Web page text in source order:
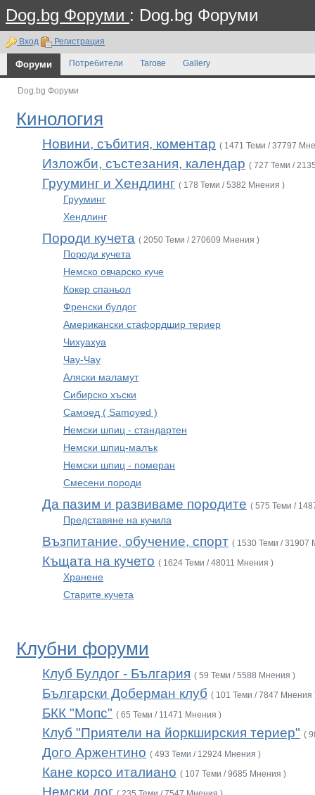
Dog.bg Форуми : Dog.bg Форуми
Вход Регистрация
Форуми Потребители Тагове Gallery
Dog.bg Форуми
Кинология
Новини, събития, коментар ( 1471 Теми / 37797
Изложби, състезания, календар ( 727 Теми /
Грууминг и Хендлинг ( 178 Теми / 5382 Мнения )
Грууминг
Хендлинг
Породи кучета ( 2050 Теми / 270609 Мнения )
Породи кучета
Немско овчарско куче
Кокер спаньол
Френски булдог
Американски стафордшир териер
Чихуахуа
Чау-Чау
Аляски маламут
Сибирско хъски
Самоед ( Samoyed )
Немски шпиц - стандартен
Немски шпиц-малък
Немски шпиц - померан
Смесени породи
Да пазим и развиваме породите ( 575 Теми /
Представяне на кучила
Възпитание, обучение, спорт ( 1530 Теми / 31907
Къщата на кучето ( 1624 Теми / 48011 Мнения )
Хранене
Старите кучета
Клубни форуми
Клуб Булдог - България ( 59 Теми / 5588 Мнения )
Български Доберман клуб ( 101 Теми / 7847 Мнения
БКК "Мопс" ( 65 Теми / 11471 Мнения )
Клуб "Приятели на йоркширския териер" (
Дого Аржентино ( 493 Теми / 12924 Мнения )
Кане корсо италиано ( 107 Теми / 9685 Мнения )
Немски дог